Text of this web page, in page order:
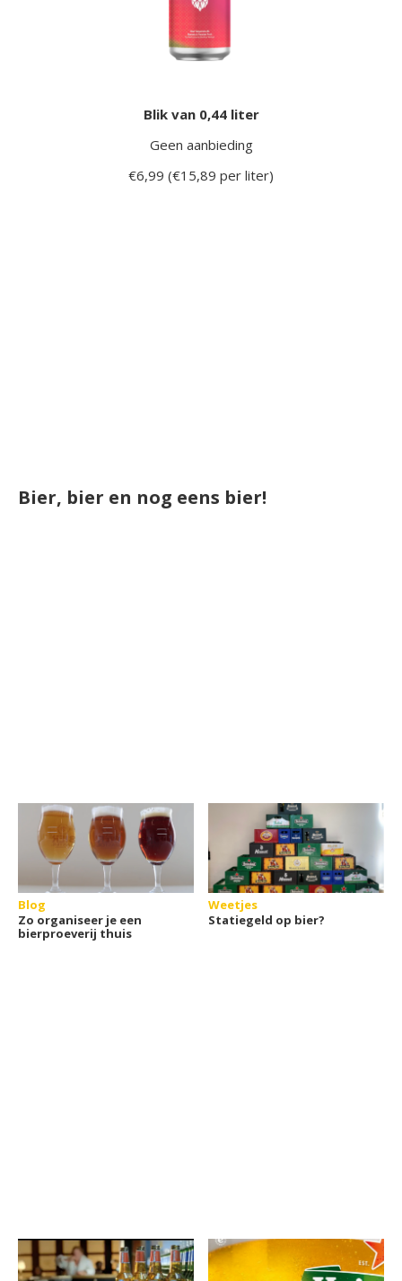
Blik van 0,44 liter
Geen aanbieding
€6,99 (€15,89 per liter)
Bier, bier en nog eens bier!
Blog
Zo organiseer je een
bierproeverij thuis
Weetjes
Statiegeld op bier?